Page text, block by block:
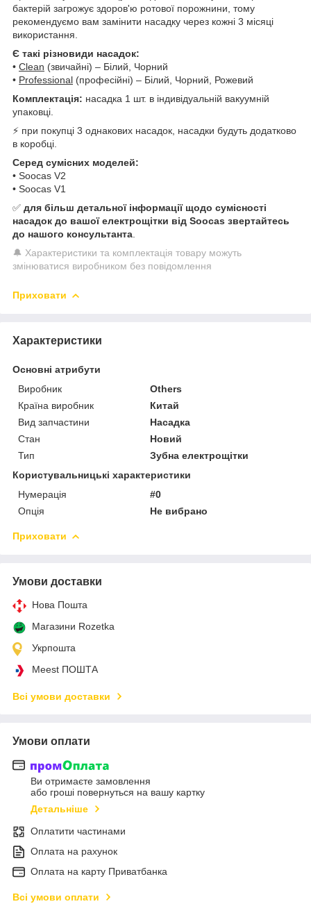
бактерій загрожує здоров'ю ротової порожнини, тому
рекомендуємо вам замінити насадку через кожні 3 місяці
використання.
Є такі різновиди насадок:
• Clean (звичайні) – Білий, Чорний
• Professional (професійні) – Білий, Чорний, Рожевий
Комплектація: насадка 1 шт. в індивідуальній вакуумній
упаковці.
⚡ при покупці 3 однакових насадок, насадки будуть додатково
в коробці.
Серед сумісних моделей:
• Soocas V2
• Soocas V1
✅ для більш детальної інформації щодо сумісності
насадок до вашої електрощітки від Soocas звертайтесь
до нашого консультанта
🔔 Характеристики та комплектація товару можуть
змінюватися виробником без повідомлення
Приховати
Характеристики
Основні атрибути
Виробник
Others
Країна виробник
Китай
Вид запчастини
Насадка
Стан
Новий
Тип
Зубна електрощітки
Користувальницькі характеристики
Нумерація
#0
Опція
Не вибрано
Приховати
Умови доставки
Нова Пошта
Магазини Rozetka
Укрпошта
Meest ПОШТА
Всі умови доставки
Умови оплати
Ви отримаєте замовлення
або гроші повернуться на вашу картку
Детальніше
Оплатити частинами
Оплата на рахунок
Оплата на карту Приватбанка
Всі умови оплати